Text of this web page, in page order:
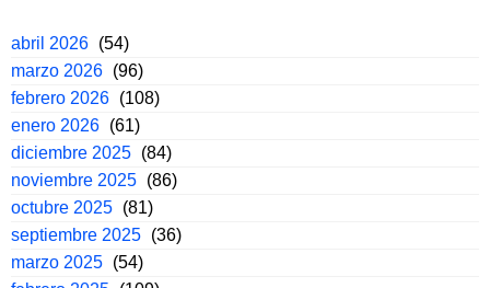
abril 2026 (54)
marzo 2026 (96)
febrero 2026 (108)
enero 2026 (61)
diciembre 2025 (84)
noviembre 2025 (86)
octubre 2025 (81)
septiembre 2025 (36)
marzo 2025 (54)